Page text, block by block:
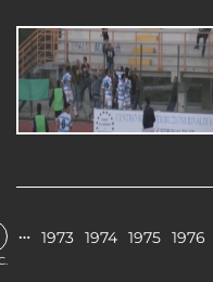
… 1973 1974 1975 1976